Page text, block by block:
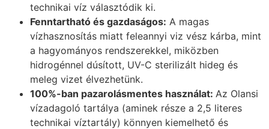
technikai víz választódik ki.
Fenntartható és gazdaságos: A magas
vízhasznosítás miatt feleannyi viz vész kárba, mint
a hagyományos rendszerekkel, miközben
hidrogénnel dúsított, UV-C sterilizált hideg és
meleg vizet élvezhetünk.
100%-ban pazarolásmentes használat: Az Olansi
vízadagoló tartálya (aminek része a 2,5 literes
technikai víztartály) könnyen kiemelhető és